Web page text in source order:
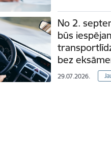
No 2.
būs
bez
29.07.2026.